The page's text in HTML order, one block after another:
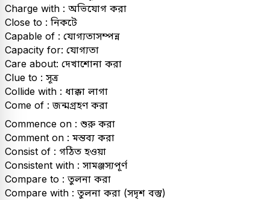
Charge with : অভিযোগ করা
Close to : নিকটে
Capable of : যোগ্যতাসম্পন্ন
Capacity for: যোগ্যতা
Care about: দেখাশোনা করা
Clue to : সূত্র
Collide with : ধাক্কা লাগা
Come of : জন্মগ্রহণ করা
Commence on : শুরু করা
Comment on : মন্তব্য করা
Consist of : গঠিত হওয়া
Consistent with : সামঞ্জস্যপূর্ণ
Compare to : তুলনা করা
Compare with : তুলনা করা (সদৃশ বস্তু)